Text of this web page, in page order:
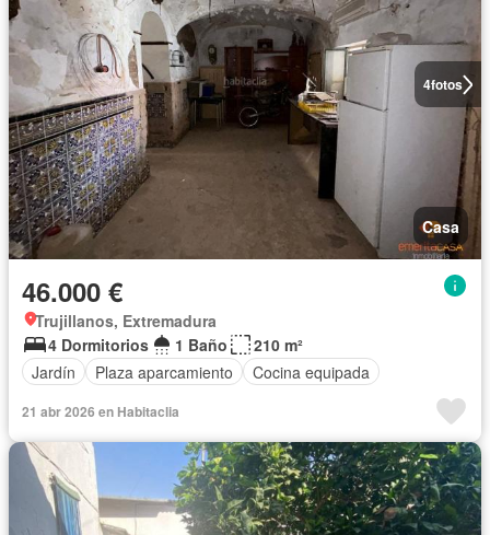
4fotos
Casa
46.000 €
Trujillanos, Extremadura
4 Dormitorios
1 Baño
210 m²
Jardín
Plaza aparcamiento Cocina equipada
21 abr 2026 en Habitaclia